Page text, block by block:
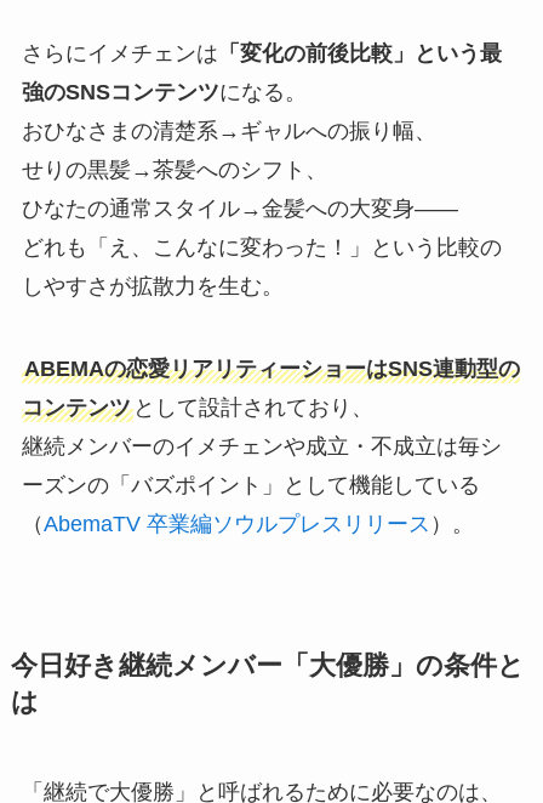
さらにイメチェンは 「変化の前後比較」という最
強のSNSコンテンツになる。
おひなさまの清楚系→ギャルへの振り幅、
せりの黒髪→茶髪へのシフト、
ひなたの通常スタイル→金髪への大変身——
どれも「え、こんなに変わった！」という比較の
しやすさが拡散力を生む。
ABEMAの恋愛リアリティーショーはSNS連動型の
コンテンツとして設計されており、
継続メンバーのイメチェンや成立・不成立は毎シ
ーズンの「バズポイント」として機能している
（AbemaTV 卒業編ソウルプレスリリース ）。
今日好き継続メンバー「大優勝」の条件と
は
「継続で大優勝」と呼ばれるために必要なのは、